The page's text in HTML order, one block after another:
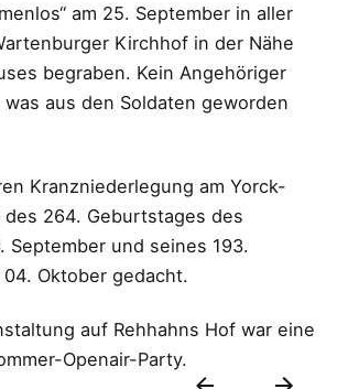
am 25. September in aller
Kirchhof in der Nähe
begraben. Kein Angehöriger
aus den Soldaten geworden
Kranzniederlegung am Yorck-
des 264. Geburtstages des
September und seines 193.
Oktober gedacht.
auf Rehhahns Hof war eine
Openair-Party.